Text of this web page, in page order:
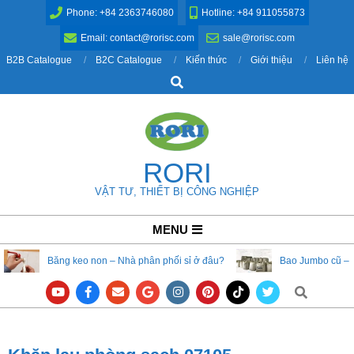
Phone: +84 2363746080 Hotline: +84 911055873
Email: contact@rorisc.com
sale@rorisc.com
B2B Catalogue
B2C Catalogue Kiến thức Giới thiệu
Liên hệ
Search
RORI
VẬT TƯ, THIẾT BỊ CÔNG NGHIỆP
Navigation
Menu
MENU
Băng keo non – Nhà phân phối sỉ ở đâu? Bao Jumbo cũ –
Search